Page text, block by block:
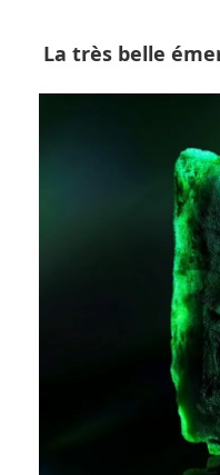
La très belle